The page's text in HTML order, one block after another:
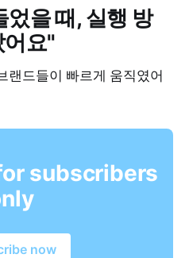
을 때, 실행 방
어요"
랜드들이 빠르게 움직였어
subscribers
now